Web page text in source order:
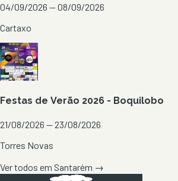
04/09/2026 — 08/09/2026
Cartaxo
Festas de Verão 2026 - Boquilobo
21/08/2026 — 23/08/2026
Torres Novas
Ver todos em Santarém →